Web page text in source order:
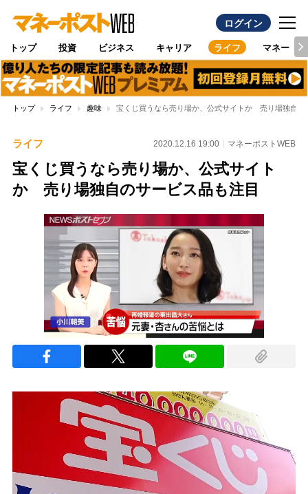
ログイン
トップ 投資 ビジネス キャリア ライフ マネー
トップ ライフ 趣味 宝くじ買うなら売り場か、公式サイトか 売り場独自の
ライフ 2020.12.16 19:00 マネーポストWEB
宝くじ買うなら売り場か、公式サイト
か 売り場独自のサービス品も注目